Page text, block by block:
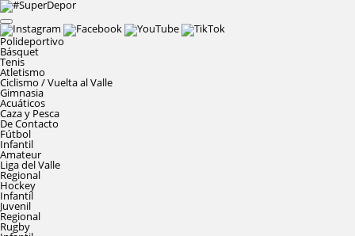
Polideportivo
Básquet
Tenis
Atletismo
Ciclismo / Vuelta al Valle
Gimnasia
Acuáticos
Caza y Pesca
De Contacto
Fútbol
Infantil
Amateur
Liga del Valle
Regional
Hockey
Infantil
Juvenil
Regional
Rugby